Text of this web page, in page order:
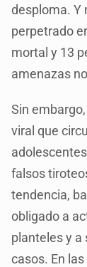
desploma. Y
perpetrado
mortal y 13
amenazas
Sin
viral que
falsos
tendencia,
obligado a
planteles y a
casos. En